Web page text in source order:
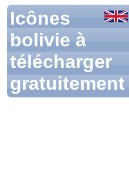
Icônes
bolivie à
télécharger
gratuitement